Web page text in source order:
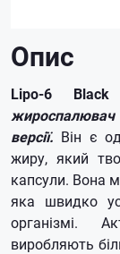
Опис
Lipo-6 Black
жироспалювач
версії. Він є
жиру, який
капсули. Вона
яка швидко
організмі.
виробляють